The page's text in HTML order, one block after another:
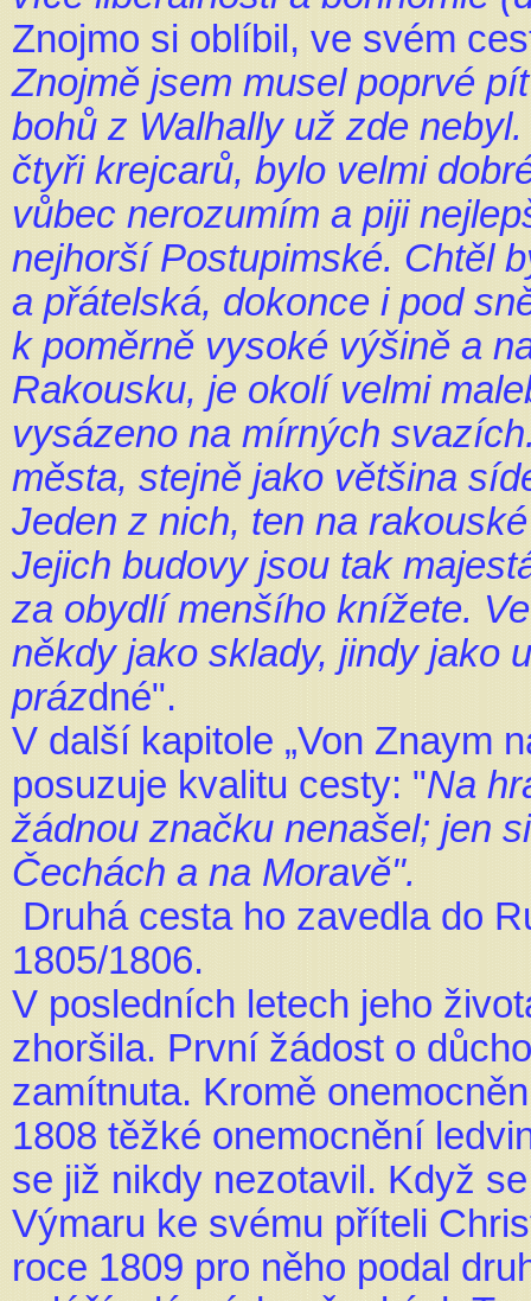
Znojmo si oblíbil, ve svém
Znojmě jsem musel poprvé
bohů z Walhally už zde
čtyři krejcarů, bylo velmi
vůbec nerozumím a piji
nejhorší Postupimské. Chtěl
a přátelská, dokonce i pod
k poměrně vysoké výšině a
Rakousku, je okolí velmi
vysázeno na mírných
města, stejně jako většina
Jeden z nich, ten na
Jejich budovy jsou tak
za obydlí menšího knížete.
někdy jako sklady, jindy jako
prázdné".
V další kapitole „Von Znaym
posuzuje kvalitu cesty: "Na
žádnou značku nenašel; jen
Čechách a na Moravě".
Druhá cesta ho zavedla do
1805/1806.
V posledních letech jeho
zhoršila. První žádost o
zamítnuta. Kromě
1808 těžké onemocnění
se již nikdy nezotavil. Když
Výmaru ke svému příteli
roce 1809 pro něho podal